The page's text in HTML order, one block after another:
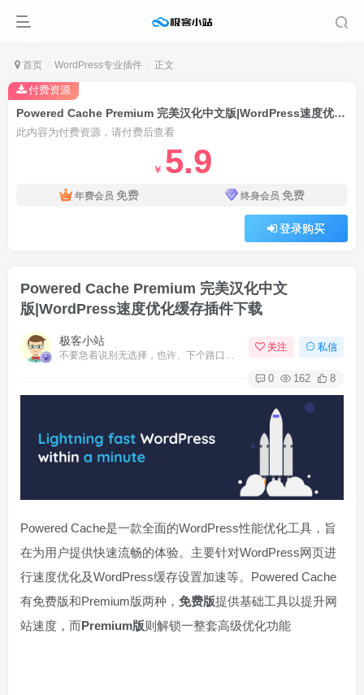
首页 WordPress专业插件 正文
Powered Cache Premium 完美汉化中文版|WordPress速度优化缓存插件下载
此内容为付费资源，请付费后查看
￥ 5.9
年费会员 免费 终身会员 免费
登录购买
付费资源
Powered Cache Premium 完美汉化中文
版|WordPress速度优化缓存插件下载
极客小站 关注 私信
0 162 8
Powered Cache是一款全面的WordPress性能优化工具，旨
在为用户提供快速流畅的体验。主要针对WordPress网页进
行速度优化及WordPress缓存设置加速等。Powered Cache
有免费版和Premium版两种， 免费版提供基础工具以提升网
站速度，而Premium版则解锁一整套高级优化功能